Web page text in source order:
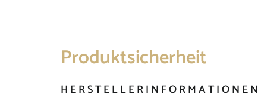
Produktsicherheit
HERSTELLERINFORMATIONEN